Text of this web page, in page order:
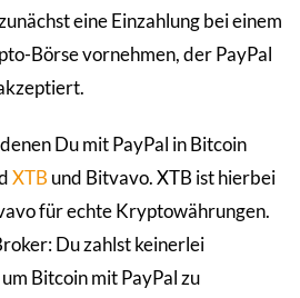
eine Einzahlung bei einem
Börse vornehmen, der PayPal
Du mit PayPal in Bitcoin
XTB und Bitvavo. XTB ist hierbei
für echte Kryptowährungen.
Du zahlst keinerlei
Bitcoin mit PayPal zu